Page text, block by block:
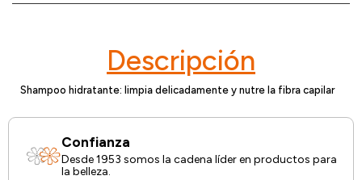
Descripción
Shampoo hidratante: limpia delicadamente y nutre la fibra capilar
Confianza
Desde 1953 somos la cadena líder en productos para
la belleza.